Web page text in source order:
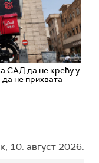
САД да не крећу у
да не прихвата
10. август 2026.